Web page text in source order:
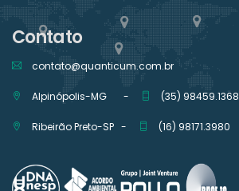
Contato
contato@quanticum.com.br
Alpinópolis-MG - (35) 98459.1368
Ribeirão Preto-SP - (16) 98171.3980